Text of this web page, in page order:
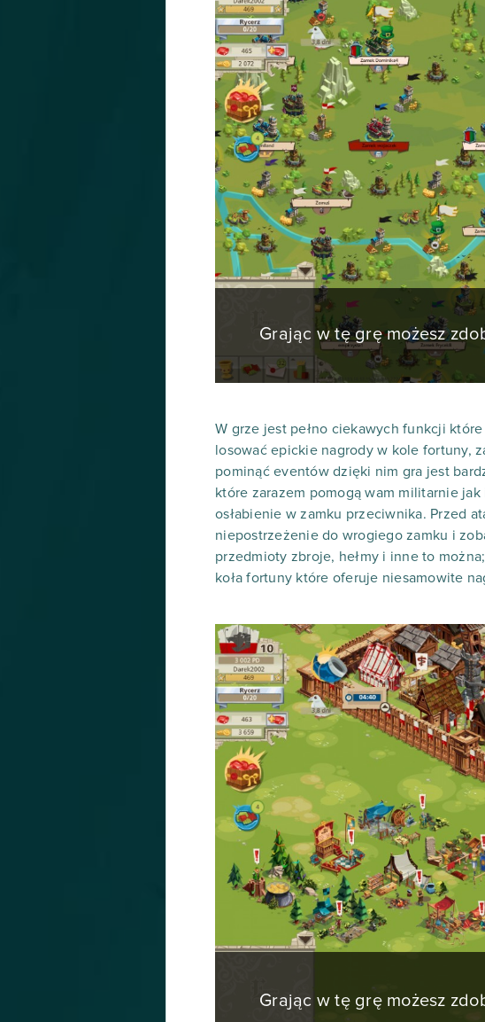
Grając w tę grę możesz
W grze jest pełno ciekawych funkcji
losować epickie nagrody w kole fortuny,
pominąć eventów dzięki nim gra jest
które zarazem pomogą wam militarnie
osłabienie w zamku przeciwnika. Przed
niepostrzeżenie do wrogiego zamku i
przedmioty zbroje, hełmy i inne to
koła fortuny które oferuje niesamowite
Grając w tę grę możesz